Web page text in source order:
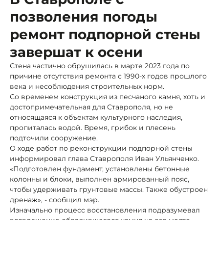
позволения погоды
ремонт подпорной стены
завершат к осени
Стена частично обрушилась в марте 2023 года по
причине отсутствия ремонта с 1990-х годов прошлого
века и несоблюдения строительных норм.
Со временем конструкция из песчаного камня, хоть и
достопримечательная для Ставрополя, но не
относящаяся к объектам культурного наследия,
пропиталась водой. Время, грибок и плесень
подточили сооружение.
О ходе работ по реконструкции подпорной стены
информировал глава Ставрополя Иван Ульянченко.
«Подготовлен фундамент, установлены бетонные
колонны и блоки, выполнен армированный пояс,
чтобы удерживать грунтовые массы. Также обустроен
дренаж», - сообщил мэр.
Изначально процесс восстановления подразумевал
возвращение обвалившегося камня на его место.